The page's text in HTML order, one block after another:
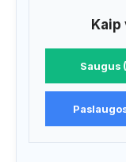
Saugus